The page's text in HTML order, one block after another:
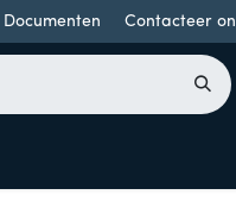
Documenten Contacteer